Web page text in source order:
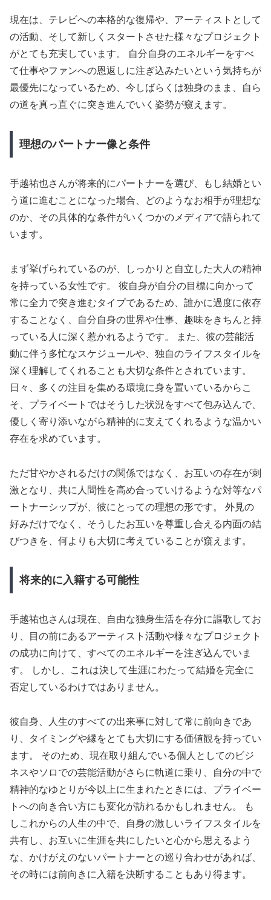
現在は、テレビへの本格的な復帰や、アーティストとして
の活動、そして新しくスタートさせた様々なプロジェクト
がとても充実しています。 自分自身のエネルギーをすべ
て仕事やファンへの恩返しに注ぎ込みたいという気持ちが
最優先になっているため、今しばらくは独身のまま、自ら
の道を真っ直ぐに突き進んでいく姿勢が窺えます。
理想のパートナー像と条件
手越祐也さんが将来的にパートナーを選び、もし結婚とい
う道に進むことになった場合、どのようなお相手が理想な
のか、その具体的な条件がいくつかのメディアで語られて
います。
まず挙げられているのが、しっかりと自立した大人の精神
を持っている女性です。 彼自身が自分の目標に向かって
常に全力で突き進むタイプであるため、誰かに過度に依存
することなく、自分自身の世界や仕事、趣味をきちんと持
っている人に深く惹かれるようです。 また、彼の芸能活
動に伴う多忙なスケジュールや、独自のライフスタイルを
深く理解してくれることも大切な条件とされています。
日々、多くの注目を集める環境に身を置いているからこ
そ、プライベートではそうした状況をすべて包み込んで、
優しく寄り添いながら精神的に支えてくれるような温かい
存在を求めています。
ただ甘やかされるだけの関係ではなく、お互いの存在が刺
激となり、共に人間性を高め合っていけるような対等なパ
ートナーシップが、彼にとっての理想の形です。 外見の
好みだけでなく、そうしたお互いを尊重し合える内面の結
びつきを、何よりも大切に考えていることが窺えます。
将来的に入籍する可能性
手越祐也さんは現在、自由な独身生活を存分に謳歌してお
り、目の前にあるアーティスト活動や様々なプロジェクト
の成功に向けて、すべてのエネルギーを注ぎ込んでいま
す。 しかし、これは決して生涯にわたって結婚を完全に
否定しているわけではありません。
彼自身、人生のすべての出来事に対して常に前向きであ
り、タイミングや縁をとても大切にする価値観を持ってい
ます。 そのため、現在取り組んでいる個人としてのビジ
ネスやソロでの芸能活動がさらに軌道に乗り、自分の中で
精神的なゆとりが今以上に生まれたときには、プライベー
トへの向き合い方にも変化が訪れるかもしれません。 も
しこれからの人生の中で、自身の激しいライフスタイルを
共有し、お互いに生涯を共にしたいと心から思えるよう
な、かけがえのないパートナーとの巡り合わせがあれば、
その時には前向きに入籍を決断することもあり得ます。